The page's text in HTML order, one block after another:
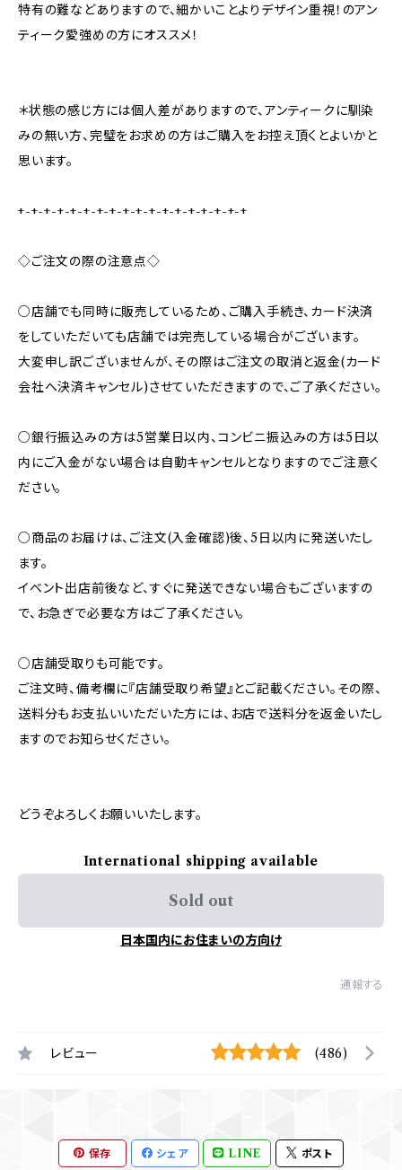
特有の難などありますので、細かいことよりデザイン重視！のアン
ティーク愛強めの方にオススメ！
＊状態の感じ方には個人差がありますので、アンティークに馴染
みの無い方、完璧をお求めの方はご購入をお控え頂くとよいかと
思います。
+-+-+-+-+-+-+-+-+-+-+-+-+-+-+-+-+-+
◇ご注文の際の注意点◇
○店舗でも同時に販売しているため、ご購入手続き、カード決済
をしていただいても店舗では完売している場合がございます。
大変申し訳ございませんが、その際はご注文の取消と返金(カード
会社へ決済キャンセル)させていただきますので、ご了承ください。
○銀行振込みの方は5営業日以内、コンビニ振込みの方は5日以
内にご入金がない場合は自動キャンセルとなりますのでご注意く
ださい。
○商品のお届けは、ご注文(入金確認)後、5日以内に発送いたし
ます。
イベント出店前後など、すぐに発送できない場合もございますの
で、お急ぎで必要な方はご了承ください。
○店舗受取りも可能です。
ご注文時、備考欄に『店舗受取り希望』とご記載ください。その際、
送料分もお支払いいただいた方には、お店で送料分を返金いたし
ますのでお知らせください。
どうぞよろしくお願いいたします。
International shipping available
Sold out
日本国内にお住まいの方向け
通報する
レビュー (486)
保存 シェア LINE ポスト